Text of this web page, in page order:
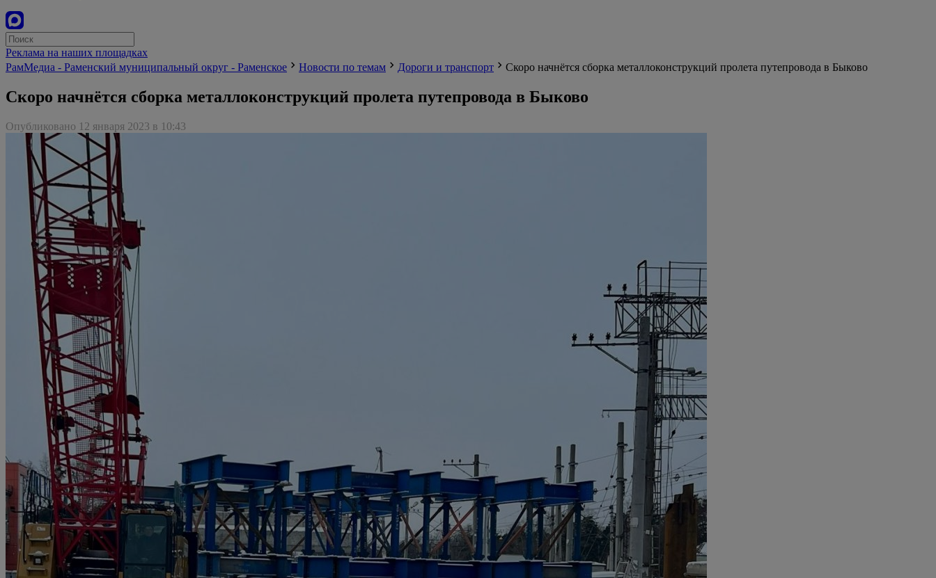
Реклама на наших площадках
РамМедиа - Раменский муниципальный округ - Раменское
Новости по темам Дороги и транспорт Скоро начнётся сборка металлоконструкций пролета путепровода в Быково
Скоро начнётся сборка металлоконструкций пролета путепровода в Быково
Опубликовано 12 января 2023 в 10:43